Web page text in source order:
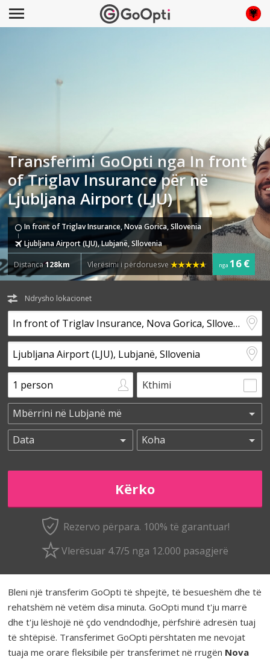
Transferimi GoOpti nga In front
of Triglav Insurance për në
Ljubljana Airport (LJU)
In front of Triglav Insurance, Nova Gorica, Sllovenia
Ljubljana Airport (LJU), Lubjanë, Sllovenia
Distanca128km Vlerësimi i përdoruesve nga 16 €
Ndrysho lokacionet
Kthimi
Rezervo përpara. 100% të garantuar!
Vlerësuar 4.7/5 nga 12.000 pasagjerë
Bleni një transferim GoOpti të shpejtë, të besueshëm dhe të
rehatshëm në vetëm disa minuta. GoOpti mund t'ju marrë
dhe t'ju lëshojë në çdo vendndodhje, përfshirë adresën tuaj
të shtëpisë. Transferimet GoOpti përshtaten me nevojat
tuaja me orare fleksibile për transferimet në rrugën Nova